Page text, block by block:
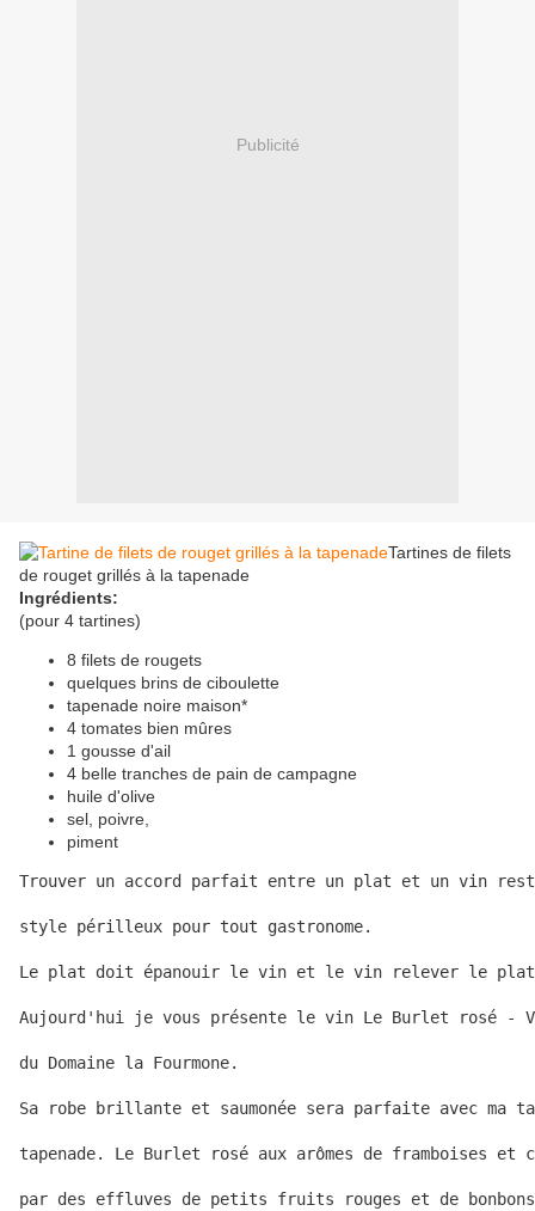
Publicité
Tartines de filets
de rouget grillés à la tapenade
Ingrédients:
(pour 4 tartines)
8 filets de rougets
quelques brins de ciboulette
tapenade noire maison*
4 tomates bien mûres
1 gousse d'ail
4 belle tranches de pain de campagne
huile d'olive
sel, poivre,
piment
Trouver un accord parfait entre un plat et un vin
style périlleux pour tout gastronome.
Le plat doit épanouir le vin et le vin relever le
Aujourd'hui je vous présente le vin Le Burlet rosé -
du Domaine la Fourmone.
Sa robe brillante et saumonée sera parfaite avec ma
tapenade. Le Burlet rosé aux arômes de framboises et
par des effluves de petits fruits rouges et de